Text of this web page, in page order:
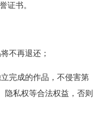
证书。
不再退还；
完成的作品，不侵害第
隐私权等合法权益，否则